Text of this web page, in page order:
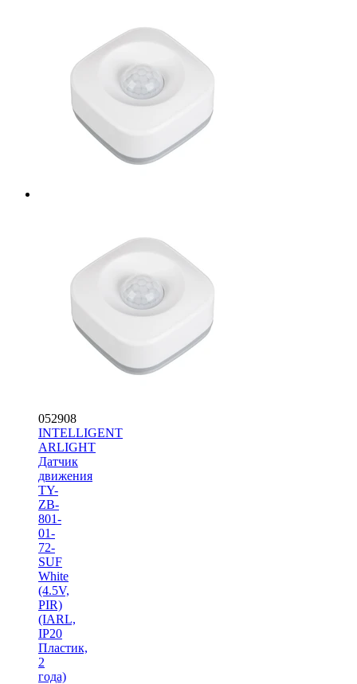
052908
INTELLIGENT
ARLIGHT
Датчик
движения
TY-
ZB-
801-
01-
72-
SUF
White
(4.5V,
PIR)
(IARL,
IP20
Пластик,
2
года)